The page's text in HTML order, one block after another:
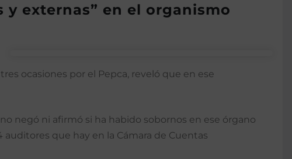
y externas” en el organismo
ocasiones por el Pepca, reveló que en ese
negó ni afirmó si ha habido sobornos en ese órgano
que hay en la Cámara de Cuentas